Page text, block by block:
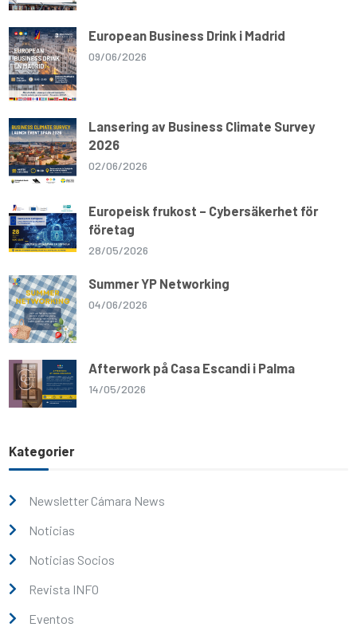
European Business Drink i Madrid
09/06/2026
Lansering av Business Climate Survey
2026
02/06/2026
Europeisk frukost – Cybersäkerhet för
företag
28/05/2026
Summer YP Networking
04/06/2026
Afterwork på Casa Escandi i Palma
14/05/2026
Kategorier
Newsletter Cámara News
Noticias
Noticias Socios
Revista INFO
Eventos